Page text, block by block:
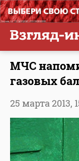
МЧС
газовых
25 марта 2013,